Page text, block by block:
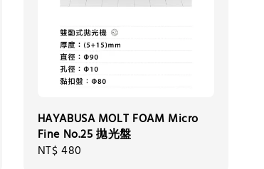
HAYABUSA MOLT FOAM Micro
Fine No.25 拋光盤
Regular
NT$ 480